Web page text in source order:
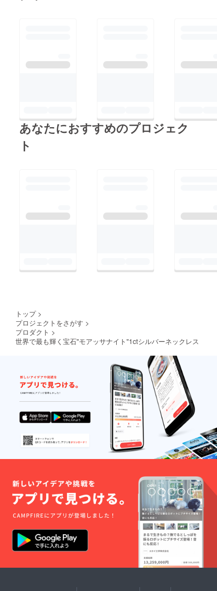
ので、残り2時間、是
あなたにおすすめのプロジェク
ト
トップ >
プロジェクトをさがす >
プロダクト >
世界で最も輝く宝石"モアッサナイト"1ctシルバーネックレス